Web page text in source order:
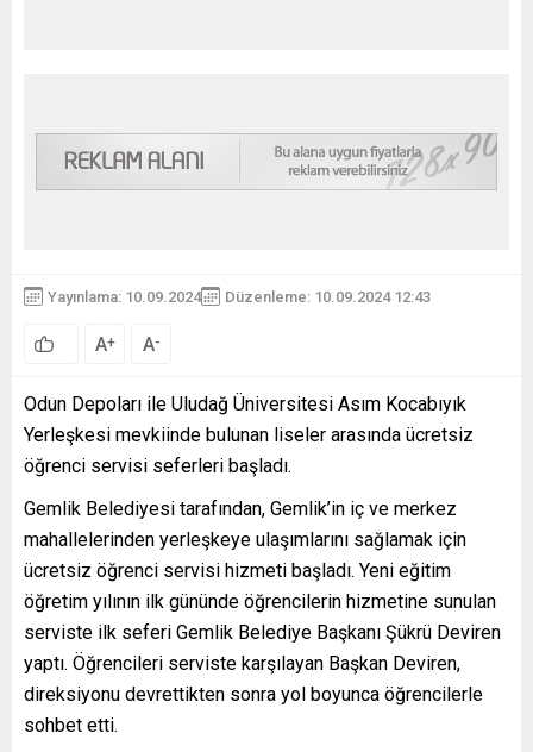
Yayınlama: 10.09.2024 Düzenleme: 10.09.2024 12:43
A+ A-
Odun Depoları ile Uludağ Üniversitesi Asım Kocabıyık
Yerleşkesi mevkiinde bulunan liseler arasında ücretsiz
öğrenci servisi seferleri başladı.
Gemlik Belediyesi tarafından, Gemlik’in iç ve merkez
mahallelerinden yerleşkeye ulaşımlarını sağlamak için
ücretsiz öğrenci servisi hizmeti başladı. Yeni eğitim
öğretim yılının ilk gününde öğrencilerin hizmetine sunulan
serviste ilk seferi Gemlik Belediye Başkanı Şükrü Deviren
yaptı. Öğrencileri serviste karşılayan Başkan Deviren,
direksiyonu devrettikten sonra yol boyunca öğrencilerle
sohbet etti.